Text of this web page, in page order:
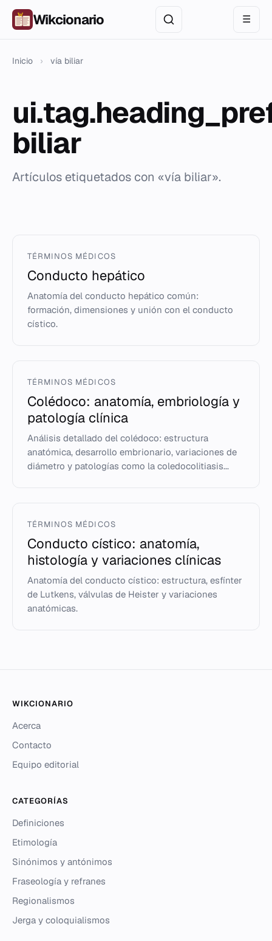
Wikcionario ☰
Inicio › vía biliar
biliar
Artículos etiquetados con «vía biliar».
TÉRMINOS MÉDICOS
Conducto hepático
Anatomía del conducto hepático común:
formación, dimensiones y unión con el conducto
cístico.
TÉRMINOS MÉDICOS
Colédoco: anatomía, embriología y
patología clínica
Análisis detallado del colédoco: estructura
anatómica, desarrollo embrionario, variaciones de
diámetro y patologías como la coledocolitiasis...
TÉRMINOS MÉDICOS
Conducto cístico: anatomía,
histología y variaciones clínicas
Anatomía del conducto cístico: estructura, esfínter
de Lutkens, válvulas de Heister y variaciones
anatómicas.
WIKCIONARIO
Acerca
Contacto
Equipo editorial
CATEGORÍAS
Definiciones
Etimología
Sinónimos y antónimos
Fraseología y refranes
Regionalismos
Jerga y coloquialismos